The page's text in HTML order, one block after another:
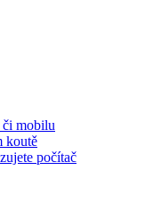
či mobilu
koutě
počítač